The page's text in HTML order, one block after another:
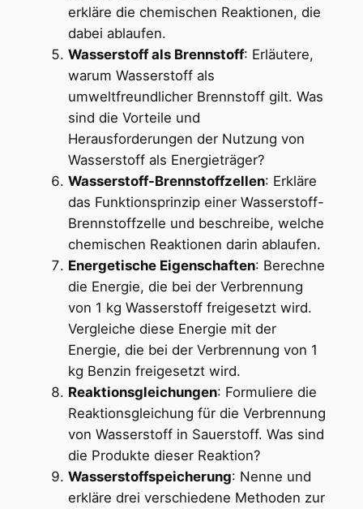
erkläre die chemischen Reaktionen, die
dabei ablaufen.
Wasserstoff als Brennstoff: Erläutere,
warum Wasserstoff als
umweltfreundlicher Brennstoff gilt. Was
sind die Vorteile und
Herausforderungen der Nutzung von
Wasserstoff als Energieträger?
Wasserstoff-Brennstoffzellen: Erkläre
das Funktionsprinzip einer Wasserstoff-
Brennstoffzelle und beschreibe, welche
chemischen Reaktionen darin ablaufen.
Energetische Eigenschaften: Berechne
die Energie, die bei der Verbrennung
von 1 kg Wasserstoff freigesetzt wird.
Vergleiche diese Energie mit der
Energie, die bei der Verbrennung von 1
kg Benzin freigesetzt wird.
Reaktionsgleichungen: Formuliere die
Reaktionsgleichung für die Verbrennung
von Wasserstoff in Sauerstoff. Was sind
die Produkte dieser Reaktion?
Wasserstoffspeicherung: Nenne und
erkläre drei verschiedene Methoden zur